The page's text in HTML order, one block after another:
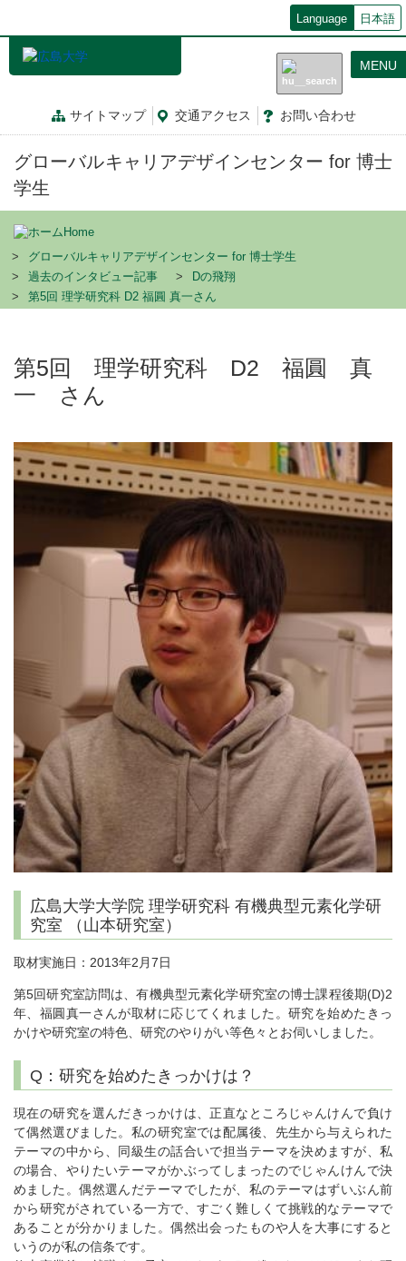
Language 日本語
サイトマップ 交通アクセス お問い合わせ
MENU
グローバルキャリアデザインセンター for 博士
学生
Home
グローバルキャリアデザインセンター for 博士学生
過去のインタビュー記事
Dの飛翔
第5回 理学研究科 D2 福圓 真一さん
第5回 理学研究科 D2 福圓 真
一 さん
広島大学大学院 理学研究科 有機典型元素化学研
究室 （山本研究室）
取材実施日：2013年2月7日
第5回研究室訪問は、有機典型元素化学研究室の博士課程後期(D)2
年、福圓真一さんが取材に応じてくれました。研究を始めたきっ
かけや研究室の特色、研究のやりがい等色々とお伺いしました。
Q：研究を始めたきっかけは？
現在の研究を選んだきっかけは、正直なところじゃんけんで負け
て偶然選びました。私の研究室では配属後、先生から与えられた
テーマの中から、同級生の話合いで担当テーマを決めますが、私
の場合、やりたいテーマがかぶってしまったのでじゃんけんで決
めました。偶然選んだテーマでしたが、私のテーマはずいぶん前
から研究がされている一方で、すごく難しくて挑戦的なテーマで
あることが分かりました。偶然出会ったものや人を大事にすると
いうのが私の信条です。